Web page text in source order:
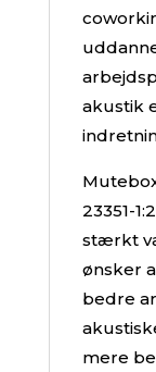
akustik
23351-
stærkt
ønsker
bedre
mere